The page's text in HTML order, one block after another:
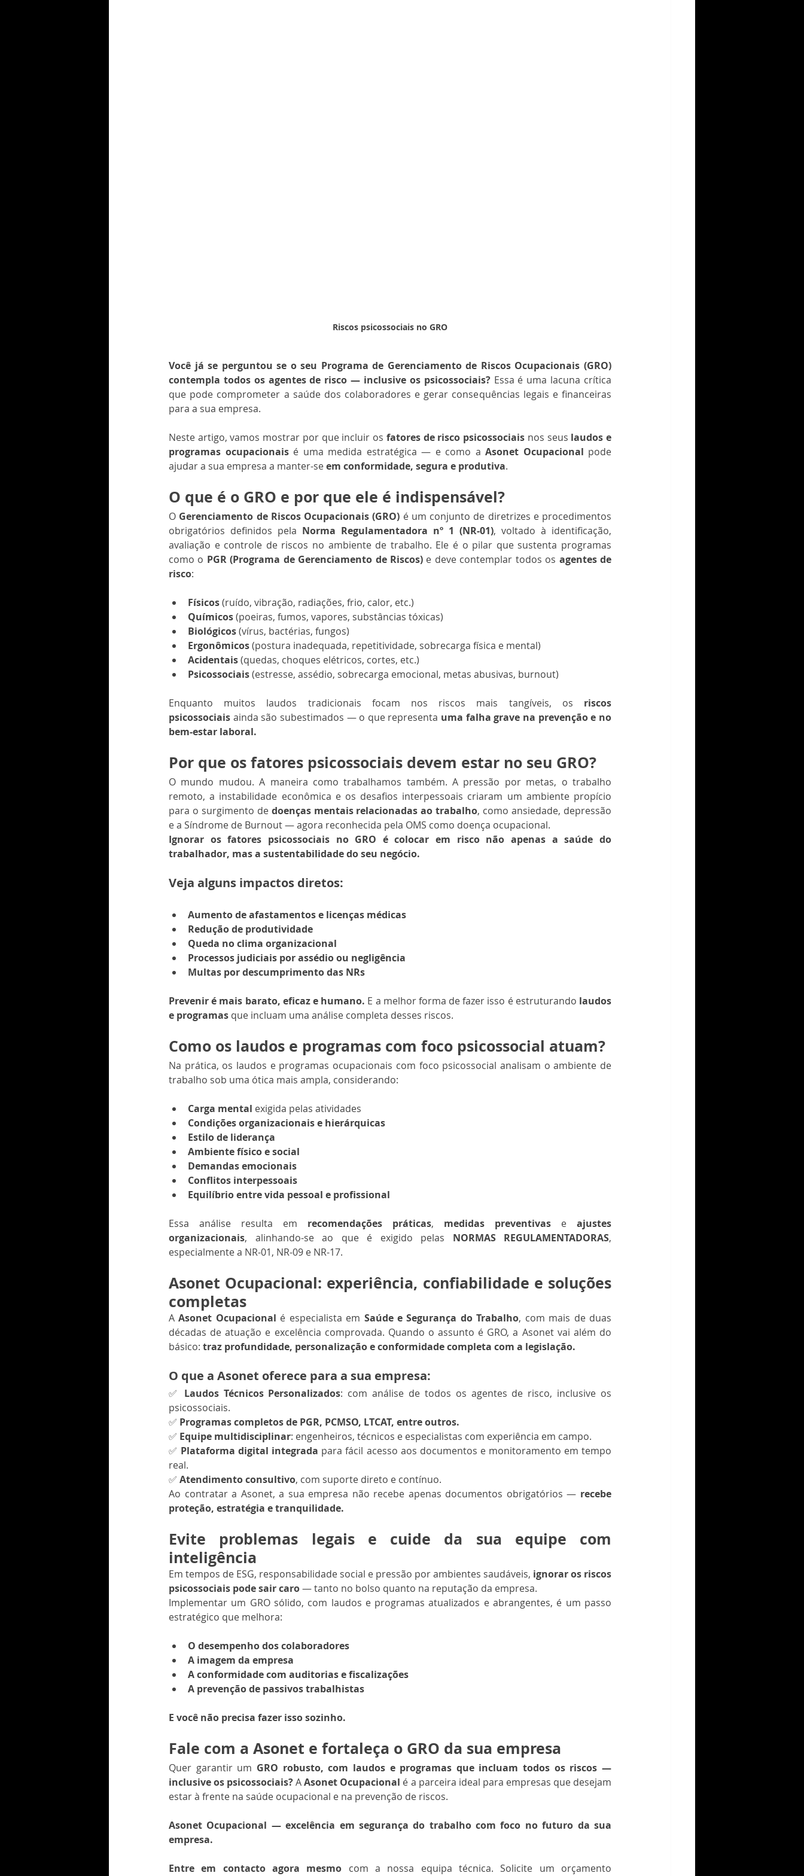
Riscos psicossociais no GRO
Você já se perguntou se o seu Programa de Gerenciamento de Riscos Ocupacionais (GRO)
contempla todos os agentes de risco — inclusive os psicossociais? Essa é uma lacuna crítica
que pode comprometer a saúde dos colaboradores e gerar consequências legais e financeiras
para a sua empresa.
Neste artigo, vamos mostrar por que incluir os fatores de risco psicossociais nos seus laudos e
programas ocupacionais é uma medida estratégica — e como a Asonet Ocupacional pode
ajudar a sua empresa a manter-se em conformidade, segura e produtiva.
O que é o GRO e por que ele é indispensável?
O Gerenciamento de Riscos Ocupacionais (GRO) é um conjunto de diretrizes e procedimentos
obrigatórios definidos pela Norma Regulamentadora nº 1 (NR-01), voltado à identificação,
avaliação e controle de riscos no ambiente de trabalho. Ele é o pilar que sustenta programas
como o PGR (Programa de Gerenciamento de Riscos) e deve contemplar todos os agentes de
risco:
Físicos (ruído, vibração, radiações, frio, calor, etc.)
Químicos (poeiras, fumos, vapores, substâncias tóxicas)
Biológicos (vírus, bactérias, fungos)
Ergonômicos (postura inadequada, repetitividade, sobrecarga física e mental)
Acidentais (quedas, choques elétricos, cortes, etc.)
Psicossociais (estresse, assédio, sobrecarga emocional, metas abusivas, burnout)
Enquanto muitos laudos tradicionais focam nos riscos mais tangíveis, os riscos
psicossociais ainda são subestimados — o que representa uma falha grave na prevenção e no
bem-estar laboral.
Por que os fatores psicossociais devem estar no seu GRO?
O mundo mudou. A maneira como trabalhamos também. A pressão por metas, o trabalho
remoto, a instabilidade econômica e os desafios interpessoais criaram um ambiente propício
para o surgimento de doenças mentais relacionadas ao trabalho, como ansiedade, depressão
e a Síndrome de Burnout — agora reconhecida pela OMS como doença ocupacional.
Ignorar os fatores psicossociais no GRO é colocar em risco não apenas a saúde do
trabalhador, mas a sustentabilidade do seu negócio.
Veja alguns impactos diretos:
Aumento de afastamentos e licenças médicas
Redução de produtividade
Queda no clima organizacional
Processos judiciais por assédio ou negligência
Multas por descumprimento das NRs
Prevenir é mais barato, eficaz e humano. E a melhor forma de fazer isso é estruturando laudos
e programas que incluam uma análise completa desses riscos.
Como os laudos e programas com foco psicossocial atuam?
Na prática, os laudos e programas ocupacionais com foco psicossocial analisam o ambiente de
trabalho sob uma ótica mais ampla, considerando:
Carga mental exigida pelas atividades
Condições organizacionais e hierárquicas
Estilo de liderança
Ambiente físico e social
Demandas emocionais
Conflitos interpessoais
Equilíbrio entre vida pessoal e profissional
Essa análise resulta em recomendações práticas, medidas preventivas e ajustes
organizacionais, alinhando-se ao que é exigido pelas NORMAS REGULAMENTADORAS,
especialmente a NR-01, NR-09 e NR-17.
Asonet Ocupacional: experiência, confiabilidade e soluções
completas
A Asonet Ocupacional é especialista em Saúde e Segurança do Trabalho, com mais de duas
décadas de atuação e excelência comprovada. Quando o assunto é GRO, a Asonet vai além do
básico: traz profundidade, personalização e conformidade completa com a legislação.
O que a Asonet oferece para a sua empresa:
✅ Laudos Técnicos Personalizados: com análise de todos os agentes de risco, inclusive os
psicossociais.
✅ Programas completos de PGR, PCMSO, LTCAT, entre outros.
✅ Equipe multidisciplinar: engenheiros, técnicos e especialistas com experiência em campo.
✅ Plataforma digital integrada para fácil acesso aos documentos e monitoramento em tempo
real.
✅ Atendimento consultivo, com suporte direto e contínuo.
Ao contratar a Asonet, a sua empresa não recebe apenas documentos obrigatórios — recebe
proteção, estratégia e tranquilidade.
Evite problemas legais e cuide da sua equipe com
inteligência
Em tempos de ESG, responsabilidade social e pressão por ambientes saudáveis, ignorar os riscos
psicossociais pode sair caro — tanto no bolso quanto na reputação da empresa.
Implementar um GRO sólido, com laudos e programas atualizados e abrangentes, é um passo
estratégico que melhora:
O desempenho dos colaboradores
A imagem da empresa
A conformidade com auditorias e fiscalizações
A prevenção de passivos trabalhistas
E você não precisa fazer isso sozinho.
Fale com a Asonet e fortaleça o GRO da sua empresa
Quer garantir um GRO robusto, com laudos e programas que incluam todos os riscos —
inclusive os psicossociais? A Asonet Ocupacional é a parceira ideal para empresas que desejam
estar à frente na saúde ocupacional e na prevenção de riscos.
Asonet Ocupacional — excelência em segurança do trabalho com foco no futuro da sua
empresa.
Entre em contacto agora mesmo com a nossa equipa técnica. Solicite um orçamento